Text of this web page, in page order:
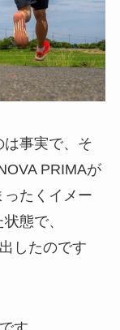
事実で、そ
PRIMAが
ったくイメー
態で、
したのです